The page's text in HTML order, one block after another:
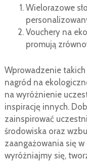
Wielorazowe
Vouchery na
promują
Wprowadzenie
nagród na
na wyróżnienie
inspirację innych.
zainspirować
środowiska oraz
zaangażowania się
wyróżniajmy się,